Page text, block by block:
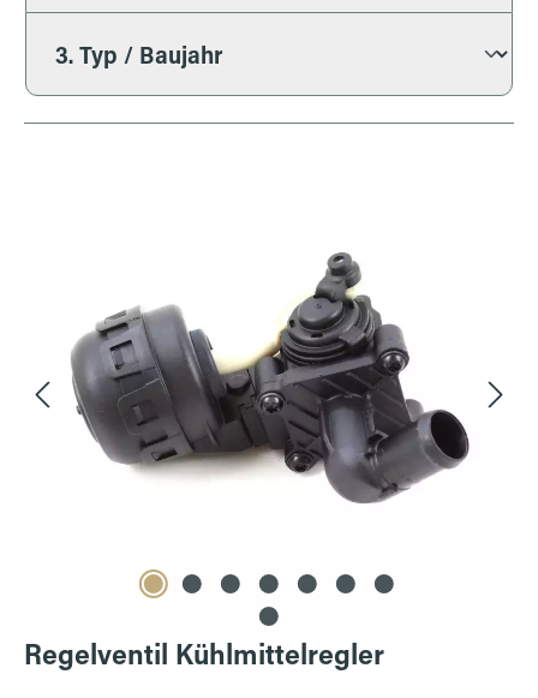
Regelventil Kühlmittelregler